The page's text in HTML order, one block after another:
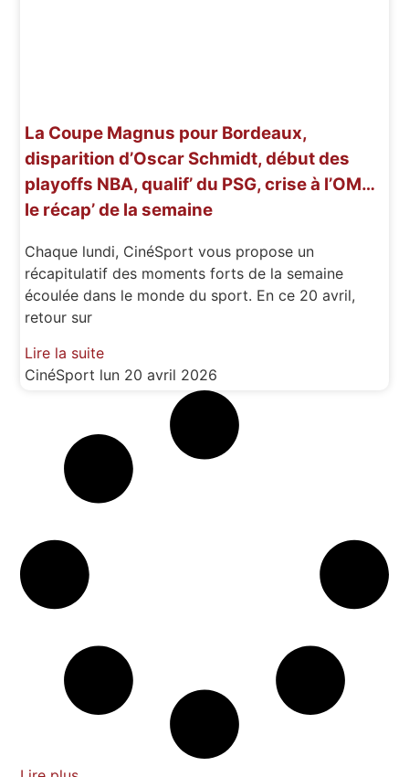
La Coupe Magnus pour Bordeaux,
disparition d’Oscar Schmidt, début des
playoffs NBA, qualif’ du PSG, crise à l’OM…
le récap’ de la semaine
Chaque lundi, CinéSport vous propose un
récapitulatif des moments forts de la semaine
écoulée dans le monde du sport. En ce 20 avril,
retour sur
Lire la suite
CinéSport lun 20 avril 2026